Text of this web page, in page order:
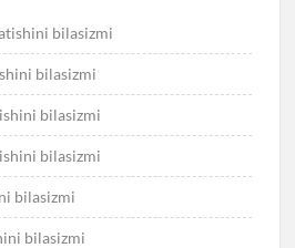
bilasizmi
bilasizmi
bilasizmi
bilasizmi
bilasizmi
bilasizmi